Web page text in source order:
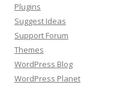
Plugins
Suggest Ideas
Support Forum
Themes
WordPress Blog
WordPress Planet